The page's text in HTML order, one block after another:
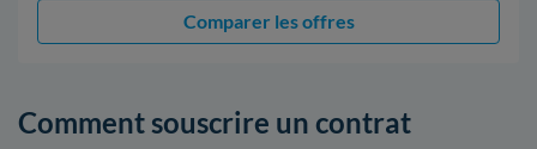
Comparer les offres
Comment souscrire un contrat